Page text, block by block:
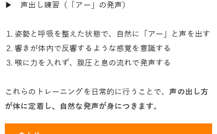
▶ 声出し練習（「アー」の発声）
姿勢と呼吸を整えた状態で、自然に「アー」と声を出す
響きが体内で反響するような感覚を意識する
喉に力を入れず、腹圧と息の流れで発声する
これらのトレーニングを日常的に行うことで、声の出し方
が体に定着し、自然な発声が身につきます。